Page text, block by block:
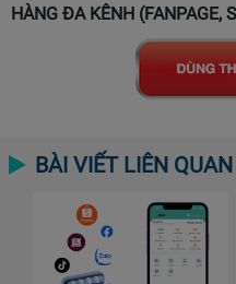
HÀNG ĐA KÊNH (FANPAGE,
BÀI VIẾT LIÊN QUAN